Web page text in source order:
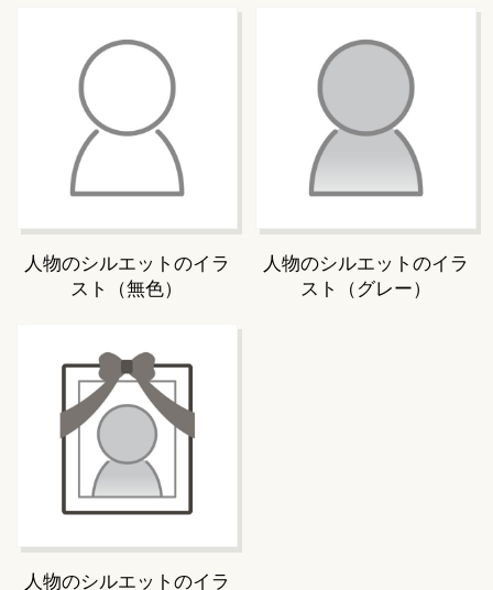
人物のシルエットのイラ
スト（無色）
人物のシルエットのイラ
スト（グレー）
人物のシルエットのイラ